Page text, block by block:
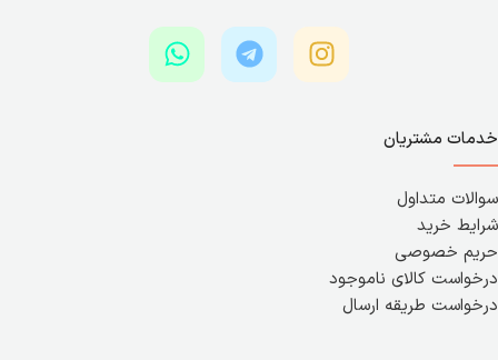
خدمات مشتریان
سوالات متداول
شرایط خرید
حریم خصوصی
درخواست کالای ناموجود
درخواست طریقه ارسال